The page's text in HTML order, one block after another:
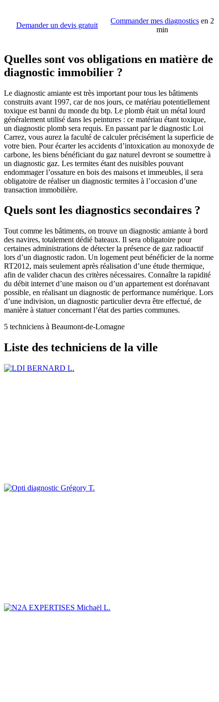
Demander un devis gratuit
Commander mes diagnostics en 2
min
Quelles sont vos obligations en matière de
diagnostic immobilier ?
Le diagnostic amiante est très important pour tous les bâtiments
construits avant 1997, car de nos jours, ce matériau potentiellement
toxique est banni du monde du btp. Le plomb était un métal lourd
généralement utilisé dans les peintures : ce matériau étant toxique,
un diagnostic plomb sera requis. En passant par le diagnostic Loi
Carrez, vous aurez la faculté de calculer précisément la superficie de
votre bien. Pour écarter les accidents d’intoxication au monoxyde de
carbone, les biens bénéficiant du gaz naturel devront se soumettre à
un diagnostic gaz. Les termites étant des nuisibles pouvant
endommager l’ossature en bois des maisons et immeubles, il sera
obligatoire de réaliser un diagnostic termites à l’occasion d’une
transaction immobilière.
Quels sont les diagnostics secondaires ?
Tout comme les bâtiments, on trouve un diagnostic amiante à bord
des navires, totalement dédié bateaux. Il sera obligatoire pour
certaines administrations de détecter la présence de gaz radioactif
lors d’un diagnostic radon. Un logement peut bénéficier de la norme
RT2012, mais seulement après réalisation d’une étude thermique,
afin de valider chacun des critères nécessaires. Connaître la rapidité
du débit internet d’une maison ou d’un appartement est dorénavant
possible, en réalisant un diagnostic de performance numérique. Lors
d’une indivision, un diagnostic particulier devra être effectué, de
manière à statuer concernant l’état des parties communes.
5 techniciens à Beaumont-de-Lomagne
Liste des techniciens de la ville
BERNARD L.
Grégory T.
Michaël L.